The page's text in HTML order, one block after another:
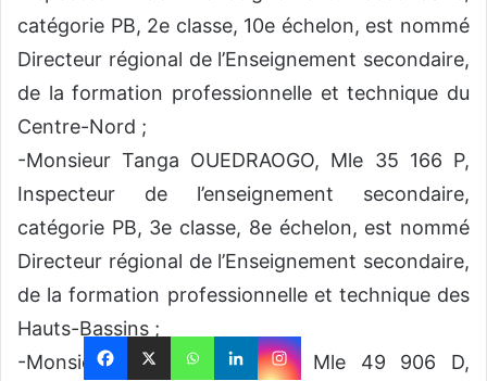
catégorie PB, 2e classe, 10e échelon, est nommé
Directeur régional de l’Enseignement secondaire,
de la formation professionnelle et technique du
Centre-Nord ;
-Monsieur Tanga OUEDRAOGO, Mle 35 166 P,
Inspecteur de l’enseignement secondaire,
catégorie PB, 3e classe, 8e échelon, est nommé
Directeur régional de l’Enseignement secondaire,
de la formation professionnelle et technique des
Hauts-Bassins ;
-Monsieur Dramane DERME, Mle 49 906 D,